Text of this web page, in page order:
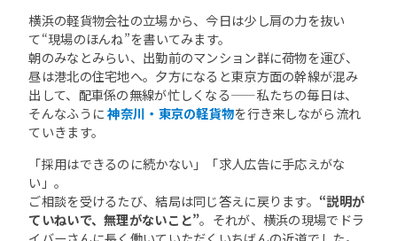
横浜の軽貨物会社の立場から、今日は少し肩の力を抜い
て“現場のほんね”を書いてみます。
朝のみなとみらい、出勤前のマンション群に荷物を運び、
昼は港北の住宅地へ。夕方になると東京方面の幹線が混み
出して、配車係の無線が忙しくなる——私たちの毎日は、
そんなふうに神奈川・東京の軽貨物を行き来しながら流れ
ていきます。
「採用はできるのに続かない」「求人広告に手応えがな
い」。
ご相談を受けるたび、結局は同じ答えに戻ります。 “説明が
ていねいで、無理がないこと”。それが、横浜の現場でドラ